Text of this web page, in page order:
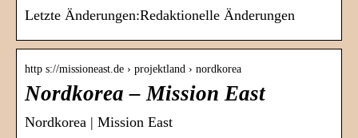
Letzte Änderungen:Redaktionelle Änderungen
http s://missioneast.de › projektland › nordkorea
Nordkorea – Mission East
Nordkorea | Mission East